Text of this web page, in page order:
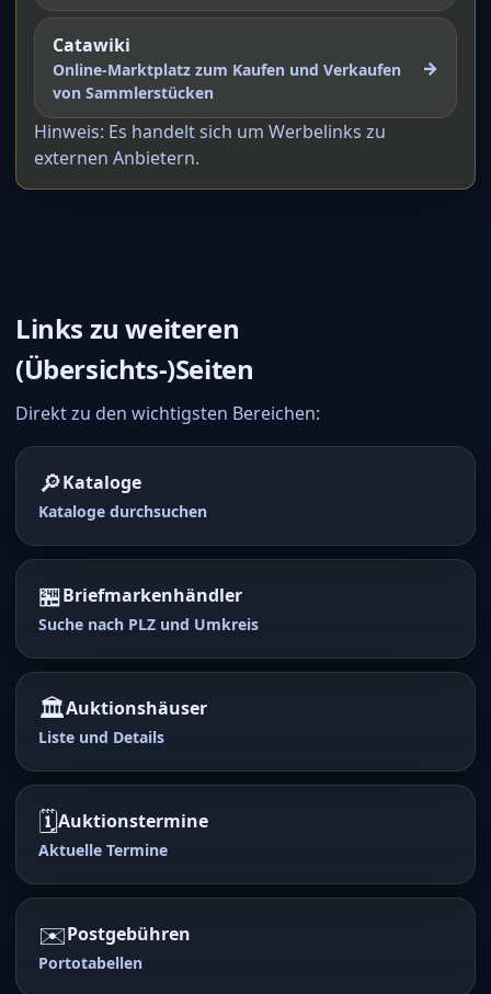
Catawiki
Online-Marktplatz zum Kaufen und Verkaufen
von Sammlerstücken
→
Hinweis: Es handelt sich um Werbelinks zu
externen Anbietern.
Links zu weiteren
(Übersichts-)Seiten
Direkt zu den wichtigsten Bereichen:
🔎Kataloge
Kataloge durchsuchen
🏪Briefmarkenhändler
Suche nach PLZ und Umkreis
🏛️Auktionshäuser
Liste und Details
🗓️Auktionstermine
Aktuelle Termine
✉️Postgebühren
Portotabellen